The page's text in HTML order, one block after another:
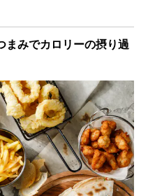
まみでカロリーの摂り過